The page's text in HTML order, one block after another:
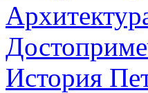
История